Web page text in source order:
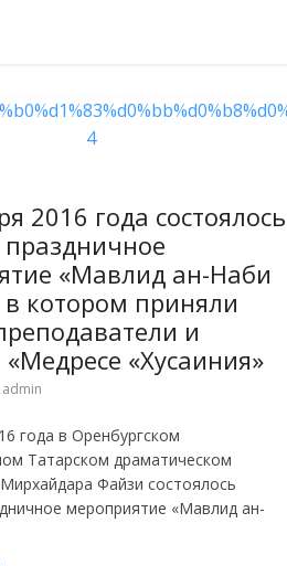
2016 года состоялось
«Мавлид ан-Наби
котором приняли
и
«Медресе «Хусаиния»
admin
года в Оренбургском
Татарском драматическом
Файзи состоялось
мероприятие «Мавлид ан-